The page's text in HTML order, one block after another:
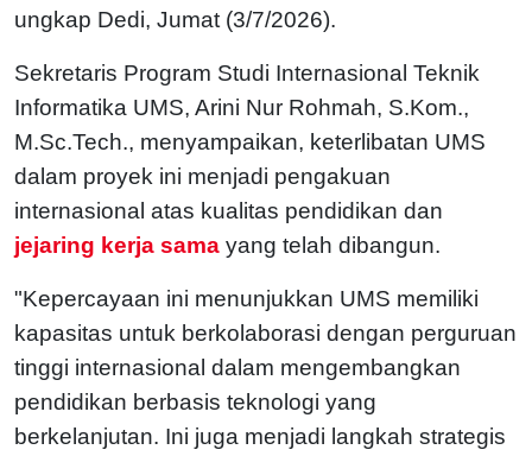
ungkap Dedi, Jumat (3/7/2026).
Sekretaris Program Studi Internasional Teknik
Informatika UMS, Arini Nur Rohmah, S.Kom.,
M.Sc.Tech., menyampaikan, keterlibatan UMS
dalam proyek ini menjadi pengakuan
internasional atas kualitas pendidikan dan
jejaring kerja sama yang telah dibangun.
"Kepercayaan ini menunjukkan UMS memiliki
kapasitas untuk berkolaborasi dengan perguruan
tinggi internasional dalam mengembangkan
pendidikan berbasis teknologi yang
berkelanjutan. Ini juga menjadi langkah strategis